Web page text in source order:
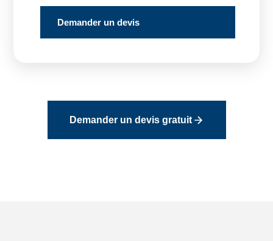
Demander un devis
Demander un devis gratuit